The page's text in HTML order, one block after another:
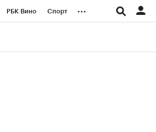
РБК Вино Спорт ...